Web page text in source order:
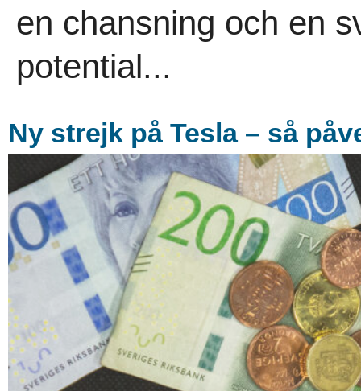
en chansning och en
potential...
Ny strejk på Tesla – så